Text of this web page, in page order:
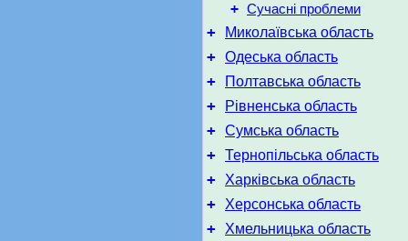
+ Сучасні проблеми
+ Миколаївська область
+ Одеська область
+ Полтавська область
+ Рівненська область
+ Сумська область
+ Тернопільська область
+ Харківська область
+ Херсонська область
+ Хмельницька область